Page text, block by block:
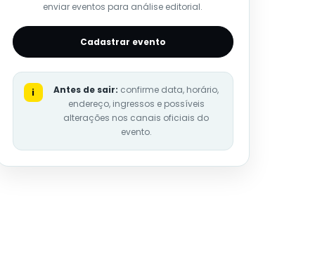
enviar eventos para análise editorial.
Cadastrar evento
i Antes de sair: confirme data, horário,
endereço, ingressos e possíveis
alterações nos canais oficiais do
evento.